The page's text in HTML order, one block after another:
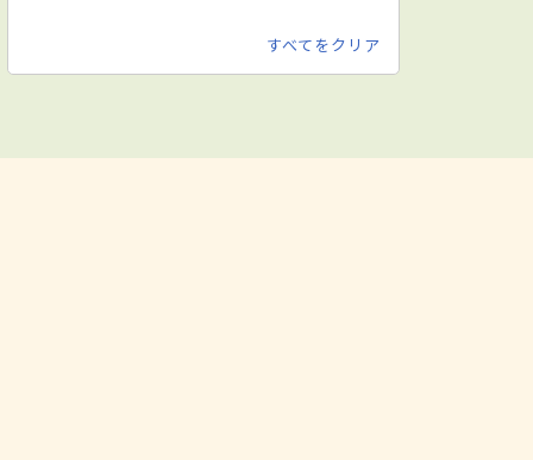
すべてをクリア